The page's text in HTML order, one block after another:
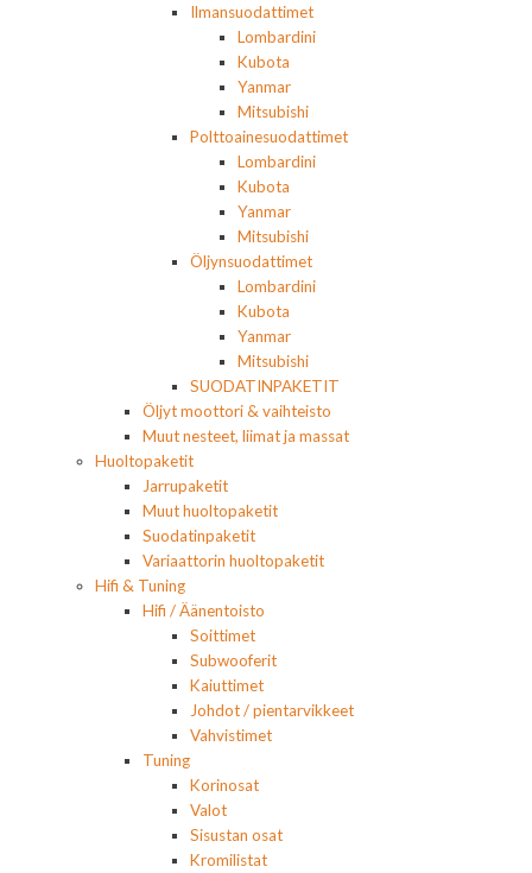
Ilmansuodattimet
Lombardini
Kubota
Yanmar
Mitsubishi
Polttoainesuodattimet
Lombardini
Kubota
Yanmar
Mitsubishi
Öljynsuodattimet
Lombardini
Kubota
Yanmar
Mitsubishi
SUODATINPAKETIT
Öljyt moottori & vaihteisto
Muut nesteet, liimat ja massat
Huoltopaketit
Jarrupaketit
Muut huoltopaketit
Suodatinpaketit
Variaattorin huoltopaketit
Hifi & Tuning
Hifi / Äänentoisto
Soittimet
Subwooferit
Kaiuttimet
Johdot / pientarvikkeet
Vahvistimet
Tuning
Korinosat
Valot
Sisustan osat
Kromilistat